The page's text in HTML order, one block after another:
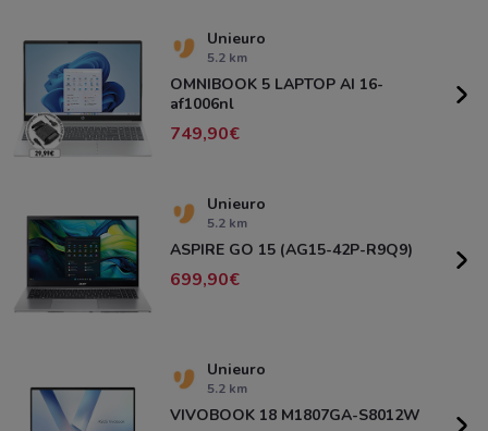
Unieuro
5.2 km
OMNIBOOK 5 LAPTOP AI 16-
af1006nl
749,90
Unieuro
5.2 km
ASPIRE GO 15 (AG15-42P-R9Q9)
699,90
Unieuro
5.2 km
VIVOBOOK 18 M1807GA-S8012W